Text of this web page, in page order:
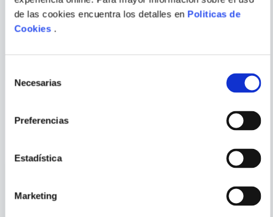
de las cookies encuentra los detalles en Politicas de
Cookies.
Necesarias
Preferencias
Estadística
Marketing
BAUMGARTNER
WELCOME TO DUNDER
MIFFLIN
PORQUE TAMBIÉN